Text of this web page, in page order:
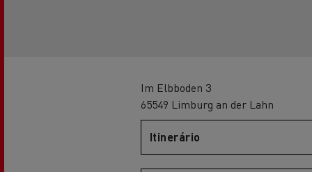
A nossa gama de gasóleo
Renault Trucks Master Red EDITION
A nossa oferta 360° toda
Im Elbboden 3
65549 Limburg an der Lahn
Itinerário